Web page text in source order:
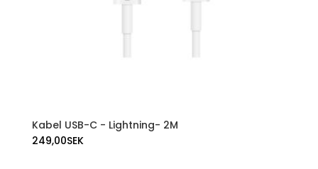
Kabel USB-C - Lightning- 2M
249,00SEK